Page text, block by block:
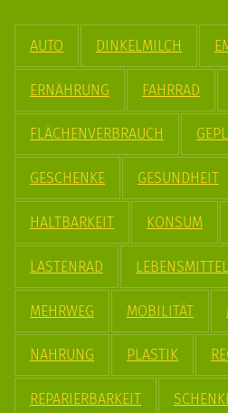
AUTO DINKELMILCH
ERNÄHRUNG FAHRRAD
FLÄCHENVERBRAUCH
GESCHENKE GESUNDHEIT
HALTBARKEIT KONSUM
LASTENRAD LEBENSMITTEL
MEHRWEG MOBILITÄT
NAHRUNG PLASTIK
REPARIERBARKEIT